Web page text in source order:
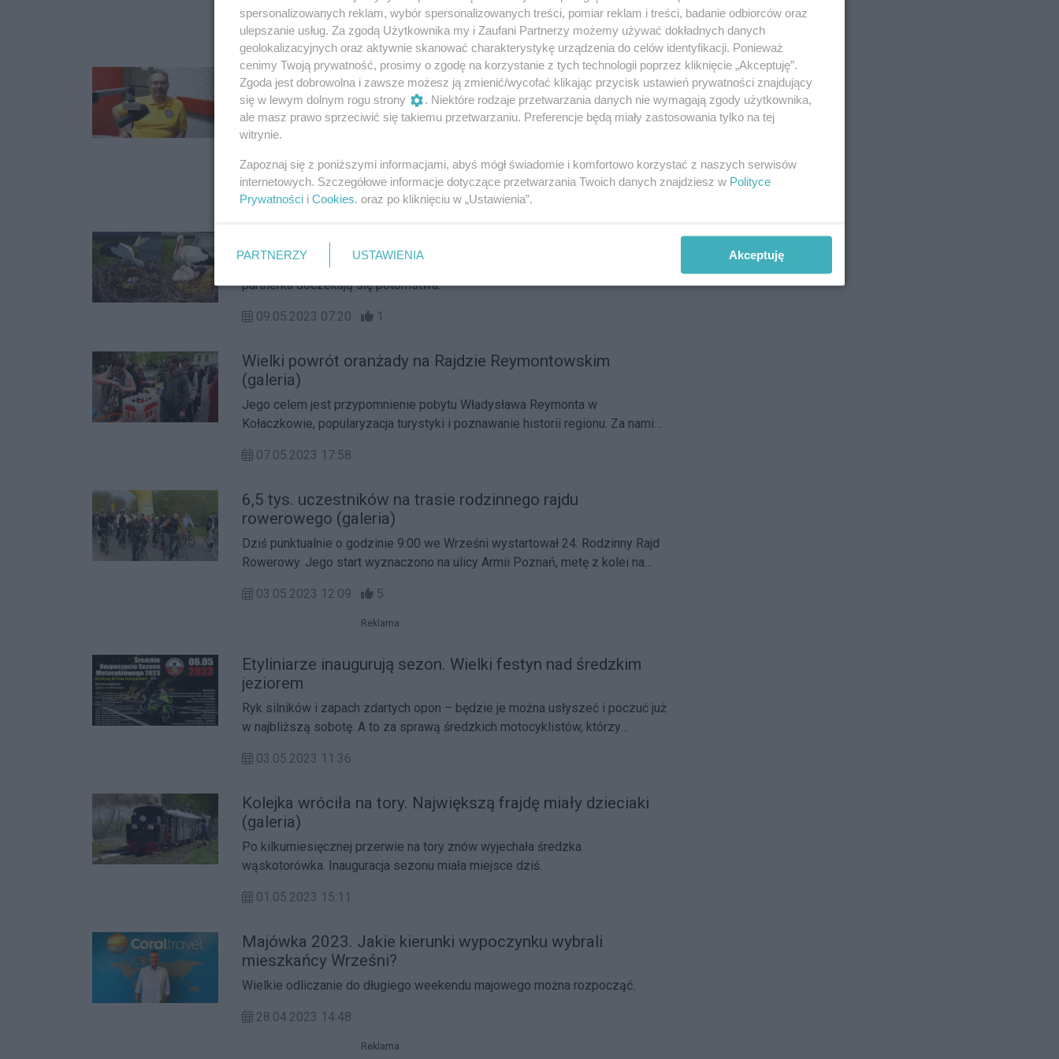
10.05.2023 19:31 8
Rowerem po Szwajcarii Żerkowskiej. Ruszają zapisy na rajd
Fortuna
W kalendarzu cyklistów to impreza szczególna. Już 4 czerwca odbędzie się
Rajd Rowerowy Fortuna.
09.05.2023 08:23 2
Reklama
Były bocianie amory. Teraz ptaki wysiadują jaja
Najpopularniejsze bociany w powiecie wrzesińskim, czyli Wojtek i jego
partnerka doczekają się potomstwa.
09.05.2023 07:20 1
Wielki powrót oranżady na Rajdzie Reymontowskim
(galeria)
Jego celem jest przypomnienie pobytu Władysława Reymonta w
Kołaczkowie, popularyzacja turystyki i poznawanie historii regionu. Za nami
07.05.2023 17:58
6,5 tys. uczestników na trasie rodzinnego rajdu
rowerowego (galeria)
Dziś punktualnie o godzinie 9:00 we Wrześni wystartował 24. Rodzinny Rajd
Rowerowy. Jego start wyznaczono na ulicy Armii Poznań, metę z kolei na
03.05.2023 12:09
5
Reklama
Etyliniarze inaugurują sezon. Wielki festyn nad średzkim
jeziorem
Ryk silników i zapach zdartych opon – będzie je można usłyszeć i poczuć już
w najbliższą sobotę. A to za sprawą średzkich motocyklistów, którzy
03.05.2023 11:36
Kolejka wróciła na tory. Największą frajdę miały dzieciaki
(galeria)
Po kilkumiesięcznej przerwie na tory znów wyjechała średzka
wąskotorówka. Inauguracja sezonu miała miejsce dziś.
01.05.2023 15:11
Majówka 2023. Jakie kierunki wypoczynku wybrali
mieszkańcy Wrześni?
Wielkie odliczanie do długiego weekendu majowego można rozpocząć.
28.04.2023 14:48
Reklama
spersonalizowanych reklam, wybór spersonalizowanych treści, pomiar reklam i treści, badanie odbiorców oraz
ulepszanie usług. Za zgodą Użytkownika my i Zaufani Partnerzy możemy używać dokładnych danych
geolokalizacyjnych oraz aktywnie skanować charakterystykę urządzenia do celów identyfikacji. Ponieważ
cenimy Twoją prywatność, prosimy o zgodę na korzystanie z tych technologii poprzez kliknięcie „Akceptuję”.
Zgoda jest dobrowolna i zawsze możesz ją zmienić/wycofać klikając przycisk ustawień prywatności znajdujący
się w lewym dolnym rogu strony
. Niektóre rodzaje przetwarzania danych nie wymagają zgody użytkownika,
ale masz prawo sprzeciwić się takiemu przetwarzaniu. Preferencje będą miały zastosowania tylko na tej
witrynie.
Zapoznaj się z poniższymi informacjami, abyś mógł świadomie i komfortowo korzystać z naszych serwisów
internetowych. Szczegółowe informacje dotyczące przetwarzania Twoich danych znajdziesz w Polityce
Prywatności i Cookies. oraz po kliknięciu w „Ustawienia”.
PARTNERZY USTAWIENIA Akceptuję